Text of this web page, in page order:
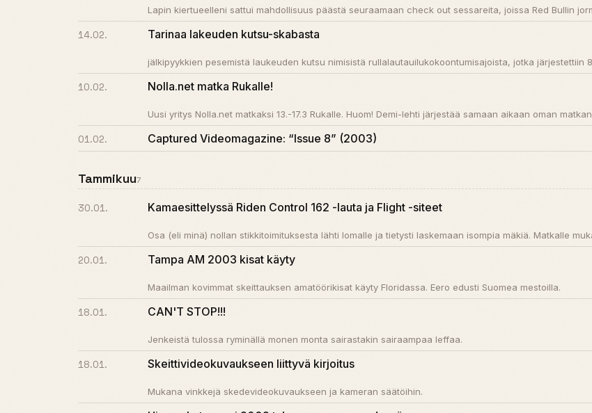
Lapin kiertueelleni sattui mahdollisuus päästä seuraamaan check out sessareita, joissa Red Bullin
14.02. Tarinaa lakeuden kutsu-skabasta
jälkipyykkien pesemistä laukeuden kutsu nimisistä rullalautauilukokoontumisajoista, jotka järjestettiin
10.02. Nolla.net matka Rukalle!
Uusi yritys Nolla.net matkaksi 13.-17.3 Rukalle. Huom! Demi-lehti järjestää samaan aikaan oman
01.02. Captured Videomagazine: “Issue 8” (2003)
Tammikuu7
30.01. Kamaesittelyssä Riden Control 162 -lauta ja Flight -siteet
Osa (eli minä) nollan stikkitoimituksesta lähti lomalle ja tietysti laskemaan isompia mäkiä. Matkalle
20.01. Tampa AM 2003 kisat käyty
Maailman kovimmat skeittauksen amatöörikisat käyty Floridassa. Eero edusti Suomea mestoilla.
18.01. CAN'T STOP!!!
Jenkeistä tulossa ryminällä monen monta sairastakin sairaampaa leffaa.
18.01. Skeittivideokuvaukseen liittyvä kirjoitus
Mukana vinkkejä skedevideokuvaukseen ja kameran säätöihin.